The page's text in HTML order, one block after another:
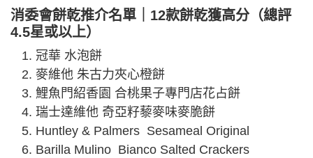
消委會餅乾推介名單｜12款餅乾獲高分（總評
4.5星或以上）
冠華 水泡餅
麥維他 朱古力夾心橙餅
鯉魚門紹香園 合桃果子專門店花占餅
瑞士達維他 奇亞籽藜麥味麥脆餅
Huntley & Palmers Sesameal Original
Barilla Mulino Bianco Salted Crackers